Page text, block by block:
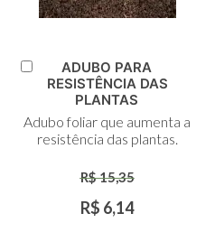
Adicionar
ADUBO PARA
RESISTÊNCIA DAS
PLANTAS
Adubo foliar que aumenta a
resistência das plantas.
R$ 15,35
R$ 6,14